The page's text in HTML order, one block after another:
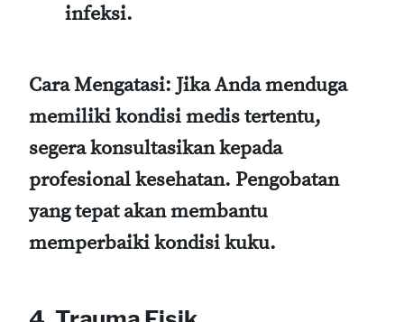
infeksi.
Cara Mengatasi: Jika Anda menduga
memiliki kondisi medis tertentu,
segera konsultasikan kepada
profesional kesehatan. Pengobatan
yang tepat akan membantu
memperbaiki kondisi kuku.